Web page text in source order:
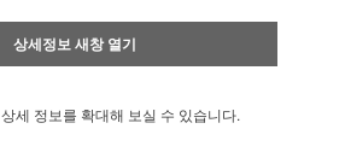
상세정보 새창 열기
상세 정보를 확대해 보실 수 있습니다.